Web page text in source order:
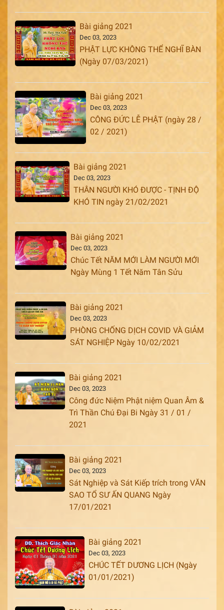
Bài giảng 2021
Dec 03, 2023
PHẬT LỰC KHÔNG THỂ NGHĨ BÀN
(Ngày 07/03/2021)
Bài giảng 2021
Dec 03, 2023
CÔNG ĐỨC LỄ PHẬT (ngày 28 /
02 / 2021)
Bài giảng 2021
Dec 03, 2023
THÂN NGƯỜI KHÓ ĐƯỢC - TỊNH ĐỘ
KHÓ TIN ngày 21/02/2021
Bài giảng 2021
Dec 03, 2023
Chúc Tết NĂM MỚI LÀM NGƯỜI MỚI
Ngày Mùng 1 Tết Năm Tân Sửu
Bài giảng 2021
Dec 03, 2023
PHÒNG CHỐNG DỊCH COVID VÀ GIẢM
SÁT NGHIỆP Ngày 10/02/2021
Bài giảng 2021
Dec 03, 2023
Công đức Niệm Phật niệm Quan Âm &
Trì Thần Chú Đại Bi Ngày 31 / 01 /
2021
Bài giảng 2021
Dec 03, 2023
Sát Nghiệp và Sát Kiếp trích trong VĂN
SAO TỔ SƯ ẤN QUANG Ngày
17/01/2021
Bài giảng 2021
Dec 03, 2023
CHÚC TẾT DƯƠNG LỊCH (Ngày
01/01/2021)